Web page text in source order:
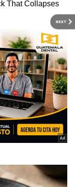
NEXT